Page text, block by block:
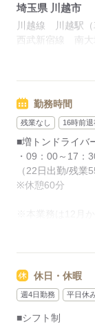
■入社祝金3万円支
■賞与年2回
■定年67歳
埼玉県 川越市
川越線 川越駅（
西武新宿線 南大
西武新宿線 本
車7分。川越駅か
電車の最寄り駅
川越総合卸売市場
勤務時間
残業なし 16時前退
■増トンドライバ
・09：00～17：
（22日出勤/残業
※休憩60分
11月末までは一
【共通】
■シフト制
■休憩はしっかり
休日・休暇
週4日勤務 平日休
■シフト制